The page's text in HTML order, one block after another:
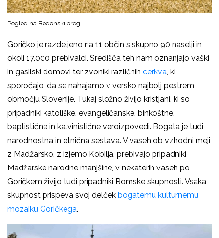
Pogled na Bodonski breg
Goričko je razdeljeno na 11 občin s skupno 90 naselji in
okoli 17.000 prebivalci. Središča teh nam oznanjajo vaški
in gasilski domovi ter zvoniki različnih cerkva, ki
sporočajo, da se nahajamo v versko najbolj pestrem
območju Slovenije. Tukaj složno živijo kristjani, ki so
pripadniki katoliške, evangeličanske, binkoštne,
baptistične in kalvinistične veroizpovedi. Bogata je tudi
narodnostna in etnična sestava. V vaseh ob vzhodni meji
z Madžarsko, z izjemo Kobilja, prebivajo pripadniki
Madžarske narodne manjšine, v nekaterih vaseh po
Goričkem živijo tudi pripadniki Romske skupnosti. Vsaka
skupnost prispeva svoj delček bogatemu kulturnemu
mozaiku Goričkega.